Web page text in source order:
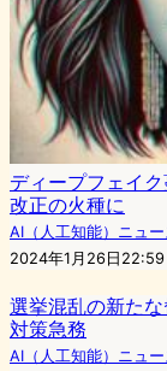
ディープフェイ
改正の火種に
AI（人工知能）ニュー
2024年1月26日22:59
選挙混乱の新た
対策急務
AI（人工知能）ニュー